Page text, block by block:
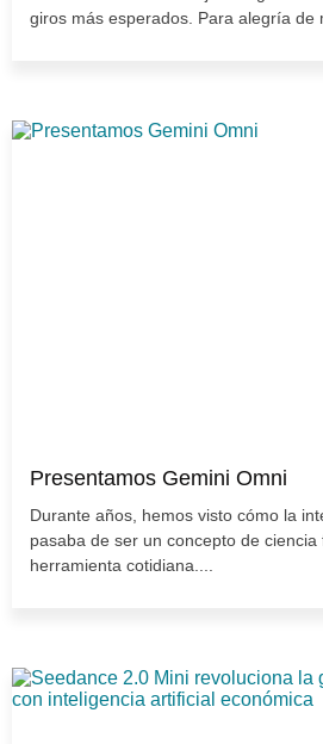
giros más esperados. Para alegría de
Presentamos Gemini Omni
Durante años, hemos visto cómo la
pasaba de ser un concepto de ciencia
herramienta cotidiana....